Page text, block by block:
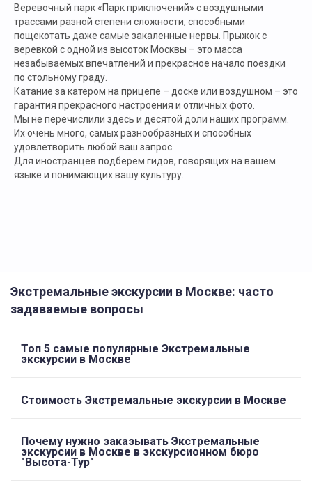
Веревочный парк «Парк приключений» с воздушными
трассами разной степени сложности, способными
пощекотать даже самые закаленные нервы. Прыжок с
веревкой с одной из высоток Москвы – это масса
незабываемых впечатлений и прекрасное начало поездки
по стольному граду.
Катание за катером на прицепе – доске или воздушном – это
гарантия прекрасного настроения и отличных фото.
Мы не перечислили здесь и десятой доли наших программ.
Их очень много, самых разнообразных и способных
удовлетворить любой ваш запрос.
Для иностранцев подберем гидов, говорящих на вашем
языке и понимающих вашу культуру.
Экстремальные экскурсии в Москве: часто
задаваемые вопросы
Топ 5 самые популярные Экстремальные
экскурсии в Москве
Стоимость Экстремальные экскурсии в Москве
Почему нужно заказывать Экстремальные
экскурсии в Москве в экскурсионном бюро
"Высота-Тур"